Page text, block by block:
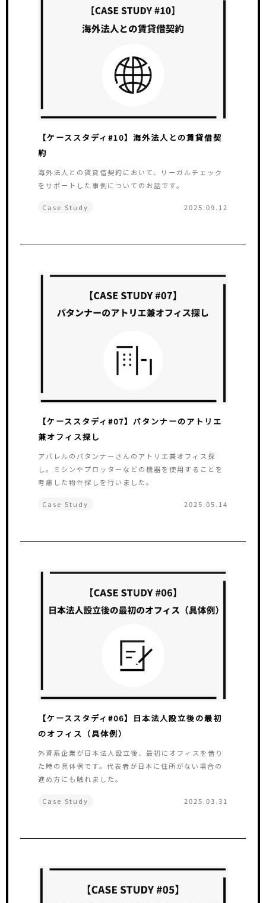
【ケーススタディ#10】海外法人との賃貸借契
約
海外法人との賃貸借契約において、リーガルチェック
をサポートした事例についてのお話です。
Case Study 2025.09.12
【ケーススタディ#07】パタンナーのアトリエ
兼オフィス探し
アパレルのパタンナーさんのアトリエ兼オフィス探
し。ミシンやプロッターなどの機器を使用することを
考慮した物件探しを行いました。
Case Study 2025.05.14
【ケーススタディ#06】日本法人設立後の最初
のオフィス（具体例）
外資系企業が日本法人設立後、最初にオフィスを借り
た時の具体例です。代表者が日本に住所がない場合の
進め方にも触れました。
Case Study 2025.03.31